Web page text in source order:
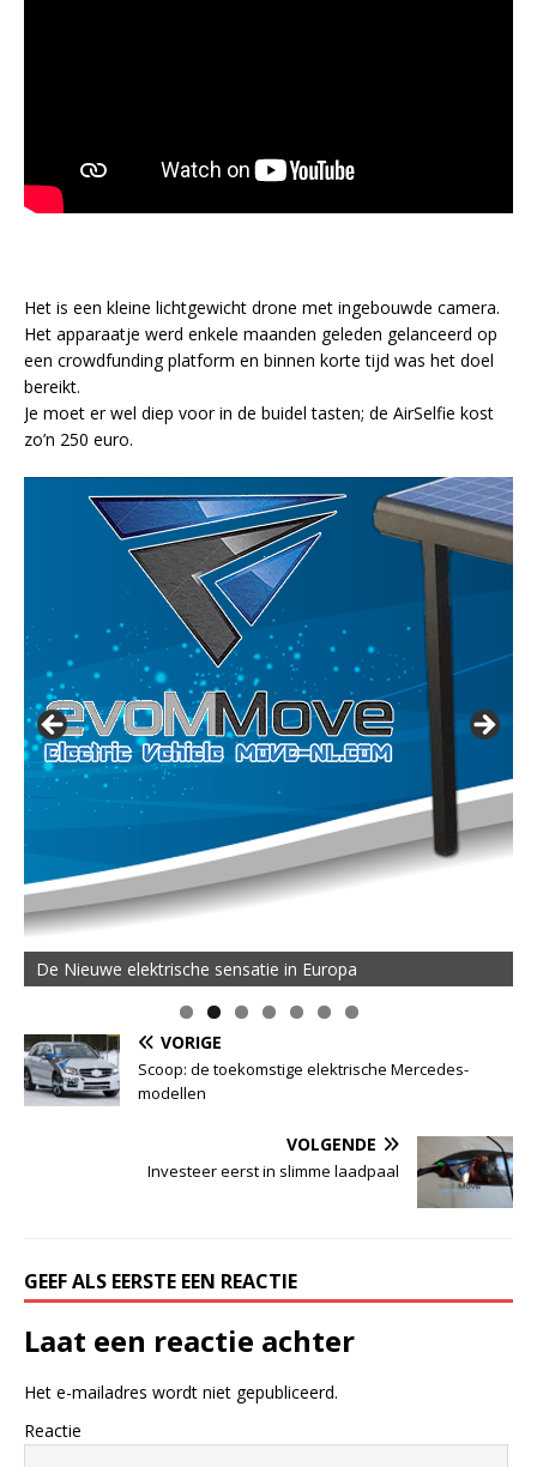
Het is een kleine lichtgewicht drone met ingebouwde camera.
Het apparaatje werd enkele maanden geleden gelanceerd op
een crowdfunding platform en binnen korte tijd was het doel
bereikt.
Je moet er wel diep voor in de buidel tasten; de AirSelfie kost
zo’n 250 euro.
De Nieuwe elektrische sensatie in Europa
De MOVE Vigorous 1500 Highline | 45 km Topsnelheid en
50 km Actieradius
VORIGE
Scoop: de toekomstige elektrische Mercedes-
modellen
VOLGENDE
Investeer eerst in slimme laadpaal
GEEF ALS EERSTE EEN REACTIE
Laat een reactie achter
Het e-mailadres wordt niet gepubliceerd.
Reactie